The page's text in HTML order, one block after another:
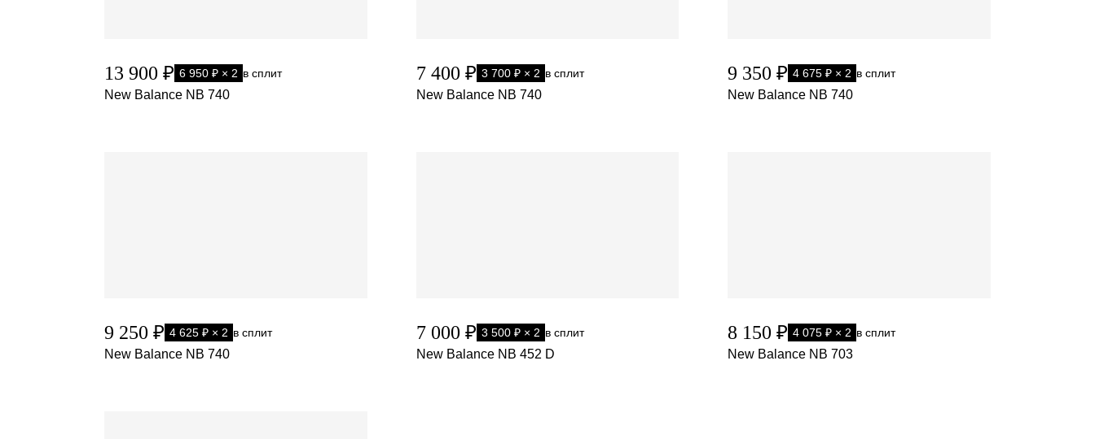
13 900 ₽ 6 950 ₽ × 2 в сплит
New Balance NB 740
7 400 ₽ 3 700 ₽ × 2 в сплит
New Balance NB 740
9 350 ₽ 4 675 ₽ × 2 в сплит
New Balance NB 740
9 250 ₽ 4 625 ₽ × 2 в сплит
New Balance NB 740
7 000 ₽ 3 500 ₽ × 2 в сплит
New Balance NB 452 D
8 150 ₽ 4 075 ₽ × 2 в сплит
New Balance NB 703